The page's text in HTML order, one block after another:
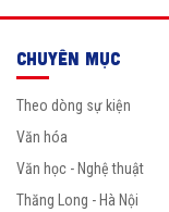
CHUYÊN MỤC
Theo dòng sự kiện
Văn hóa
Văn học - Nghệ thuật
Thăng Long - Hà Nội